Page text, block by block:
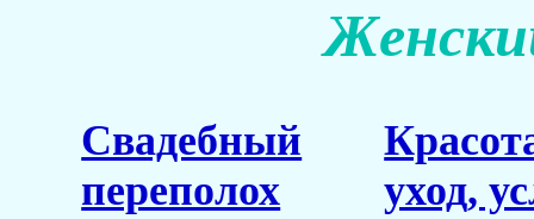
Свадебный
переполох
уход,